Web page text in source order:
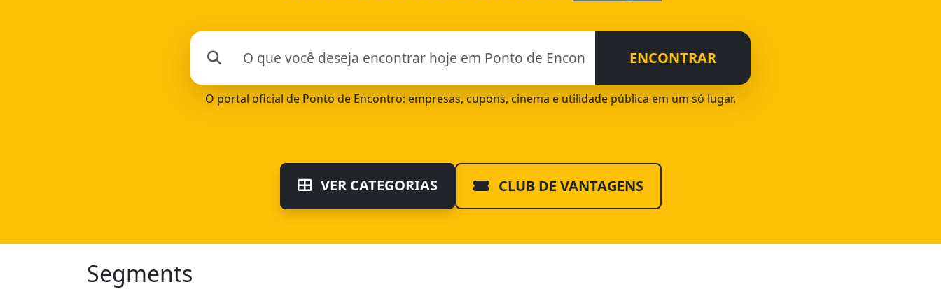
ENCONTRAR
O portal oficial de Ponto de Encontro: empresas, cupons, cinema e utilidade pública em um só lugar.
VER CATEGORIAS CLUB DE VANTAGENS
Segments